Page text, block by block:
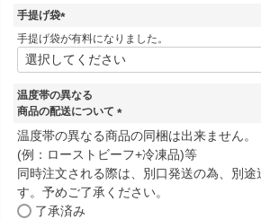
手提げ袋
(
必
須
手提げ袋が有料になりました。
温度帯の異なる
商品の配送について
(
須
)
温度帯の異なる商品の同梱は出来ません。
(例：ローストビーフ+冷凍品)等
同時注文される際は、別口発送の為、別途
す。予めご了承ください。
了承済み